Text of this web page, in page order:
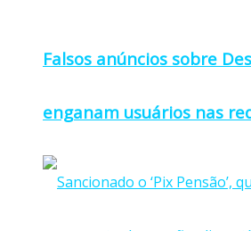
Falsos anúncios sobre
enganam usuários nas